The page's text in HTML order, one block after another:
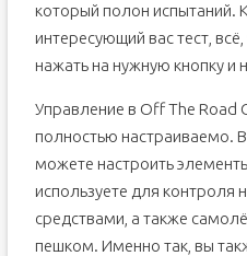
который полон испытаний.
интересующий вас тест,
нажать на нужную кнопку и
Управление в Off The Road
полностью настраиваемо.
можете настроить
используете для контроля
средствами, а также
пешком. Именно так, вы